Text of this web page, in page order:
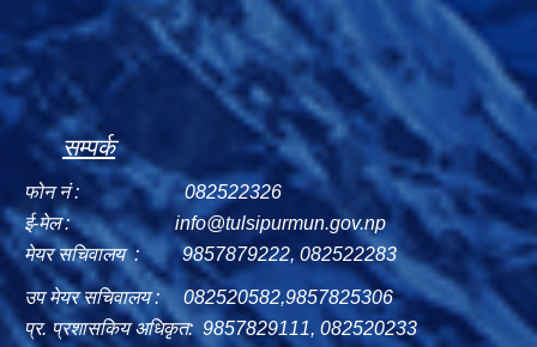
सम्पर्क
फोन नं : 082522326
ई-मेल :info@tulsipurmun.gov.np
मेयर सचिवालय : 9857879222, 082522283
उप मेयर सचिवालय : 082520582,9857825306
प्र. प्रशासकिय अधिकृत: 9857829111, 082520233